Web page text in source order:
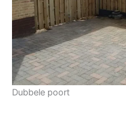
Dubbele poort